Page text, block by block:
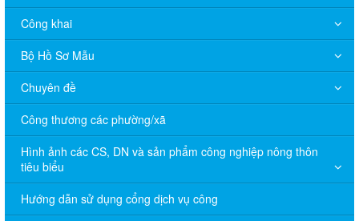
Công khai
Bộ Hồ Sơ Mẫu
Chuyên đề
Công thương các phường/xã
Hình ảnh các CS, DN và sản phẩm công nghiệp nông thôn
tiêu biểu
Hướng dẫn sử dụng cổng dịch vụ công